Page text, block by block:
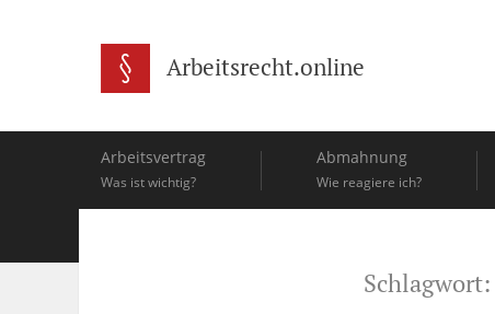
Arbeitsrecht.online
Arbeitsvertrag
Was ist wichtig?
Abmahnung
Wie reagiere ich?
Schlagwort: